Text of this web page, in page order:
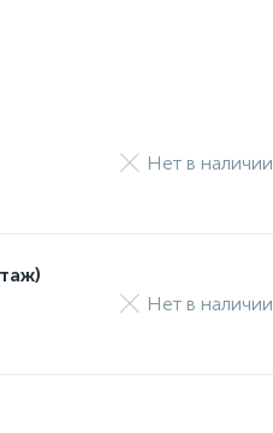
Нет в наличии
Нет в наличии